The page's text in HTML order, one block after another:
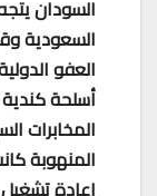
السودان
السعودية
العفو
أسلحة كندية
المخابرات
المنهوبة
إعادة